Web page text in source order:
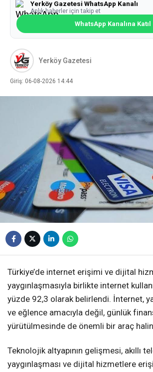
Yerköy Gazetesi WhatsApp Kanalı
Anlık haberler için takip et
WhatsApp Kanalına Katıl
Yerköy Gazetesi
Giriş: 06-08-2026 14:44
Türkiye’de internet erişimi ve dijital
yaygınlaşmasıyla birlikte internet
yüzde 92,3 olarak belirlendi. İnternet,
ve eğlence amacıyla değil, günlük
yürütülmesinde de önemli bir araç
Teknolojik altyapının gelişmesi, akıllı
yaygınlaşması ve dijital hizmetlere